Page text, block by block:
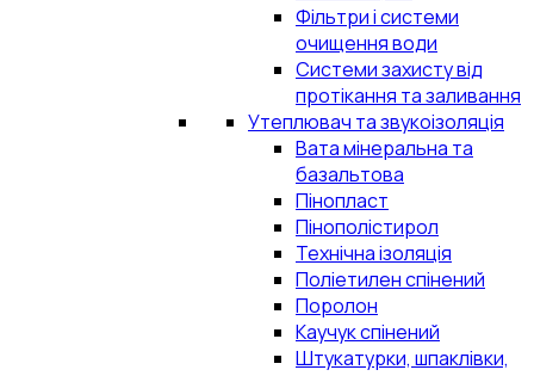
Фільтри і системи
очищення води
Системи захисту від
протікання та заливання
Утеплювач та звукоізоляція
Вата мінеральна та
базальтова
Пінопласт
Пінополістирол
Технічна ізоляція
Поліетилен спінений
Поролон
Каучук спінений
Штукатурки, шпаклівки,